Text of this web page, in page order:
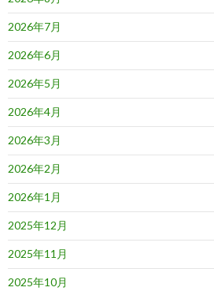
2026年7月
2026年6月
2026年5月
2026年4月
2026年3月
2026年2月
2026年1月
2025年12月
2025年11月
2025年10月